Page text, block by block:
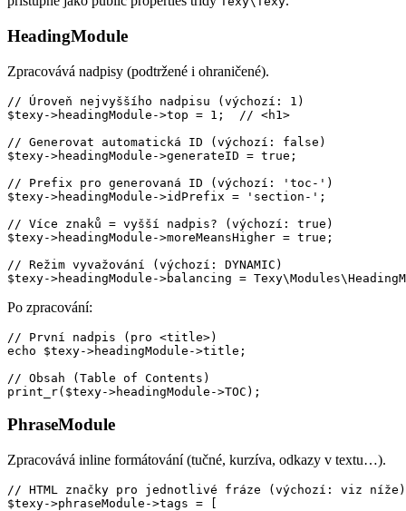
HeadingModule
Zpracovává nadpisy (podtržené i ohraničené).
// Úroveň nejvyššího nadpisu (výchozí: 1)
$texy->headingModule->top = 1;  // <h1>
// Generovat automatická ID (výchozí: false)
$texy->headingModule->generateID = true;
// Prefix pro generovaná ID (výchozí: 'toc-')
$texy->headingModule->idPrefix = 'section-';
// Více znaků = vyšší nadpis? (výchozí: true)
$texy->headingModule->moreMeansHigher = true;
// Režim vyvažování (výchozí: DYNAMIC)
Po zpracování:
// První nadpis (pro <title>)
echo $texy->headingModule->title;
// Obsah (Table of Contents)
PhraseModule
Zpracovává inline formátování (tučné, kurzíva, odkazy v textu…).
// HTML značky pro jednotlivé fráze (výchozí: viz níže)
$texy->phraseModule->tags = [